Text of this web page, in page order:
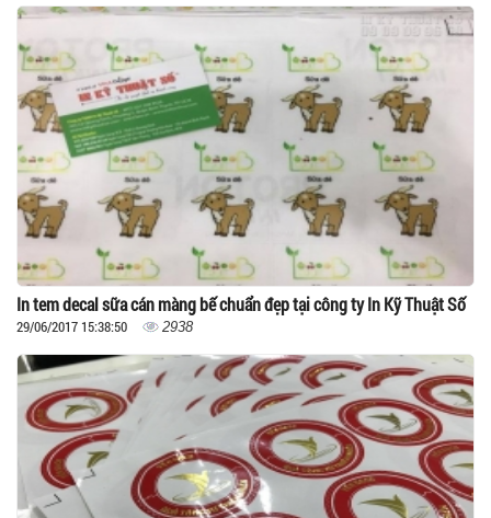
In tem decal sữa cán màng bế chuẩn đẹp tại công ty In Kỹ Thuật Số
29/06/2017 15:38:50 2938